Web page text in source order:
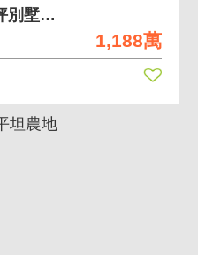
1,188萬
西港大塭寮大面寬114坪別墅建地